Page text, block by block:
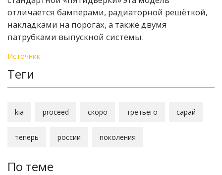
отличается бамперами, радиаторной решёткой,
накладками на порогах, а также двумя
патрубками выпускной системы.
Источник
Теги
kia proceed скоро третьего сарай
теперь россии поколения
По теме